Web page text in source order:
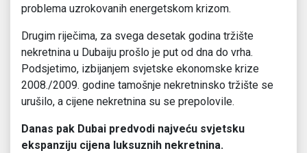
problema uzrokovanih energetskom krizom.
Drugim riječima, za svega desetak godina tržište
nekretnina u Dubaiju prošlo je put od dna do vrha.
Podsjetimo, izbijanjem svjetske ekonomske krize
2008./2009. godine tamošnje nekretninsko tržište se
urušilo, a cijene nekretnina su se prepolovile.
Danas pak Dubai predvodi najveću svjetsku
ekspanziju cijena luksuznih nekretnina.